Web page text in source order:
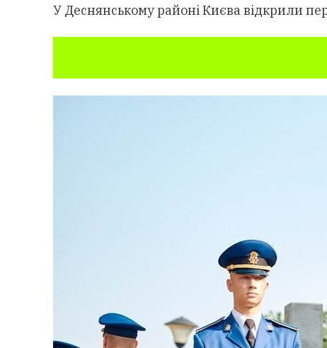
У Деснянському районі Києва відкрили